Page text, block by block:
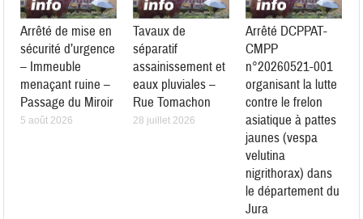
Arrêté de mise en
sécurité d’urgence
– Immeuble
menaçant ruine –
Passage du Miroir
5 août 2026
Tavaux de
séparatif
assainissement et
eaux pluviales –
Rue Tomachon
28 juillet 2026
Arrêté DCPPAT-
CMPP
n°20260521-001
organisant la lutte
contre le frelon
asiatique à pattes
jaunes (vespa
velutina
nigrithorax) dans
le département du
Jura